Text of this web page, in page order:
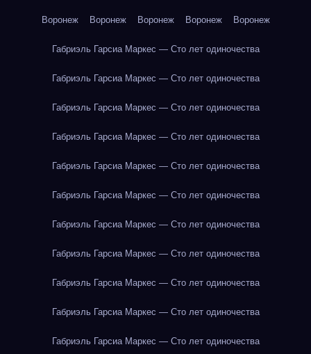
Воронеж Воронеж Воронеж Воронеж Воронеж
Габриэль Гарсиа Маркес — Сто лет одиночества
Габриэль Гарсиа Маркес — Сто лет одиночества
Габриэль Гарсиа Маркес — Сто лет одиночества
Габриэль Гарсиа Маркес — Сто лет одиночества
Габриэль Гарсиа Маркес — Сто лет одиночества
Габриэль Гарсиа Маркес — Сто лет одиночества
Габриэль Гарсиа Маркес — Сто лет одиночества
Габриэль Гарсиа Маркес — Сто лет одиночества
Габриэль Гарсиа Маркес — Сто лет одиночества
Габриэль Гарсиа Маркес — Сто лет одиночества
Габриэль Гарсиа Маркес — Сто лет одиночества